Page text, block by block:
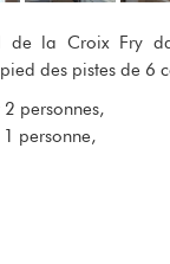
de la Croix Fry
des pistes de 6
personnes,
personne,